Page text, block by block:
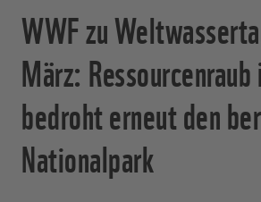
WWF zu
März:
bedroht erneut den
Nationalpark